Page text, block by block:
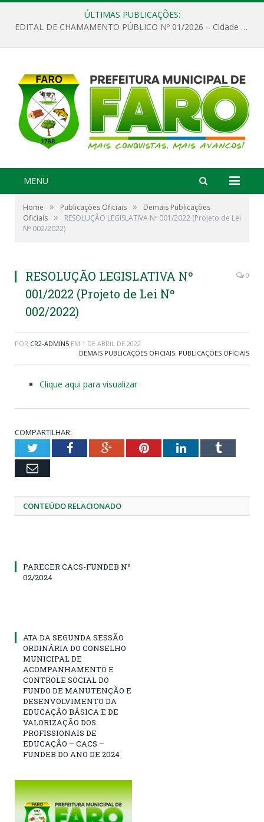
ÚLTIMAS PUBLICAÇÕES:
EDITAL DE CHAMAMENTO PÚBLICO Nº 01/2026 – Cidade de Faro
MENU
Home » Publicações Oficiais »
Demais Publicações
Oficiais »
RESOLUÇÃO LEGISLATIVA Nº 001/2022 (Projeto de Lei
Nº 002/2022)
RESOLUÇÃO LEGISLATIVA Nº
001/2022 (Projeto de Lei Nº
002/2022)
0
POR CR2-ADMIN5 EM 1 DE ABRIL DE 2022
DEMAIS PUBLICAÇÕES OFICIAIS, PUBLICAÇÕES OFICIAIS
Clique aqui para visualizar
COMPARTILHAR:
TwitterFacebookGoogle+PinterestLinkedInTumblr
Email
CONTEÚDO RELACIONADO
PARECER CACS-FUNDEB Nº
02/2024
ATA DA SEGUNDA SESSÃO
ORDINÁRIA DO CONSELHO
MUNICIPAL DE
ACOMPANHAMENTO E
CONTROLE SOCIAL DO
FUNDO DE MANUTENÇÃO E
DESENVOLVIMENTO DA
EDUCAÇÃO BÁSICA E DE
VALORIZAÇÃO DOS
PROFISSIONAIS DE
EDUCAÇÃO – CACS –
FUNDEB DO ANO DE 2024